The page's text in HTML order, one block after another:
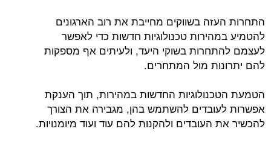
התחרות העזה בשווקים מחייבת את רוב הארגונים
להטמיע במהירות טכנולוגיות חדשות כדי לאפשר
לעצמם להתחרות בשוקי היעד, ולעיתים אף מספקות
להם יתרונות מול המתחרים.
הטמעת הטכנולוגיות החדשות במהירות, תוך הענקת
אפשרות לעובדים להשתמש בהן, מגבירה את הצורך
להכשיר את העובדים ולהקנות להם עוד ועוד מיומנויות.